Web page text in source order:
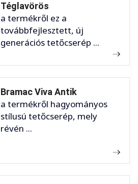
Téglavörös
a termékről ez a
továbbfejlesztett, új
generációs tetőcserép ...
Bramac Viva Antik
a termékről hagyományos
stílusú tetőcserép, mely
révén ...